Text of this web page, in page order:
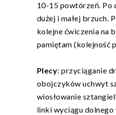
10-15 powtórzeń. Po
dużej i małej brzuch.
kolejne ćwiczenia na
pamiętam (kolejność
Plecy: przyciąganie
obojczyków uchwyt
wiosłowanie
linki wyciągu dolnego